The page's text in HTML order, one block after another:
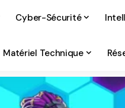
Cyber-Sécurité
Matériel Technique